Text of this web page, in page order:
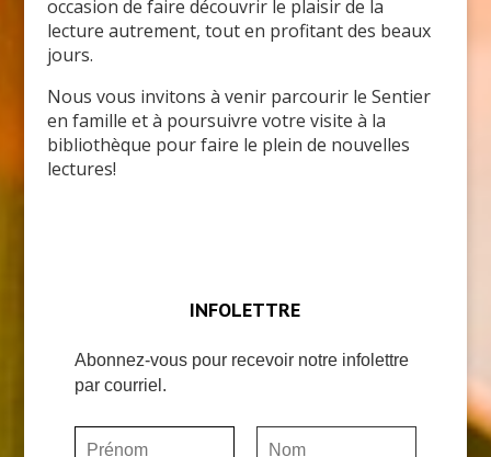
occasion de faire découvrir le plaisir de la
lecture autrement, tout en profitant des beaux
jours.
Nous vous invitons à venir parcourir le Sentier
en famille et à poursuivre votre visite à la
bibliothèque pour faire le plein de nouvelles
lectures!
INFOLETTRE
Abonnez-vous pour recevoir notre infolettre
par courriel.